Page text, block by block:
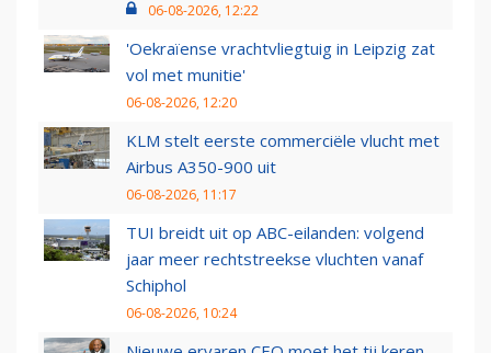
06-08-2026, 12:22
'Oekraïense vrachtvliegtuig in Leipzig zat
vol met munitie'
06-08-2026, 12:20
KLM stelt eerste commerciële vlucht met
Airbus A350-900 uit
06-08-2026, 11:17
TUI breidt uit op ABC-eilanden: volgend
jaar meer rechtstreekse vluchten vanaf
Schiphol
06-08-2026, 10:24